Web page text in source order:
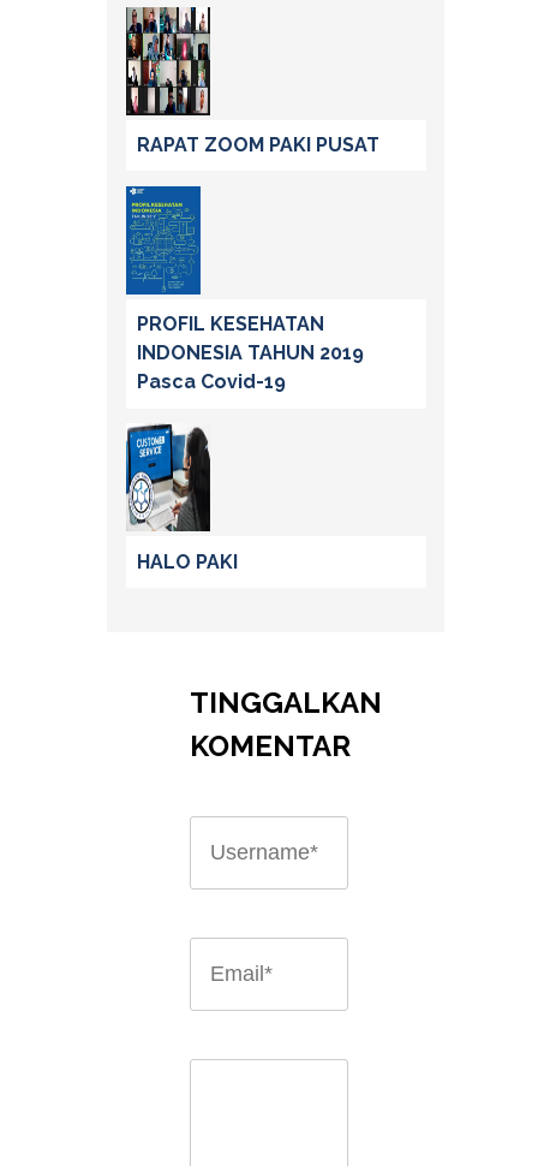
RAPAT ZOOM PAKI PUSAT
PROFIL KESEHATAN
INDONESIA TAHUN 2019
Pasca Covid-19
HALO PAKI
TINGGALKAN
KOMENTAR